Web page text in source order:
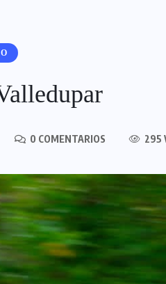
0 COMENTARIOS 295